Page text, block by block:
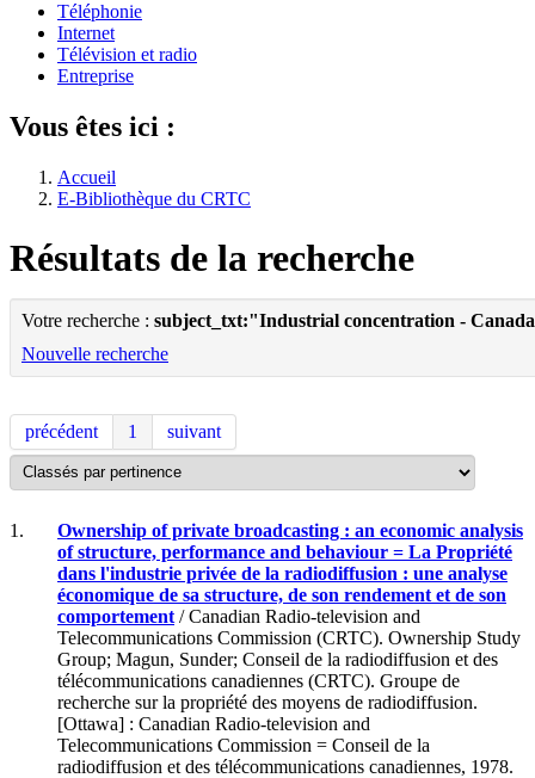
Téléphonie
Internet
Télévision et radio
Entreprise
Vous êtes ici :
Accueil
E-Bibliothèque du CRTC
Résultats de la recherche
Votre recherche : subject_txt:"Industrial concentration -
Nouvelle recherche
précédent 1 suivant
1.
Ownership of private broadcasting : an economic analysis
of structure, performance and behaviour = La Propriété
dans l'industrie privée de la radiodiffusion : une analyse
économique de sa structure, de son rendement et de son
comportement / Canadian Radio-television and
Telecommunications Commission (CRTC). Ownership Study
Group; Magun, Sunder; Conseil de la radiodiffusion et des
télécommunications canadiennes (CRTC). Groupe de
recherche sur la propriété des moyens de radiodiffusion.
[Ottawa] : Canadian Radio-television and
Telecommunications Commission = Conseil de la
radiodiffusion et des télécommunications canadiennes, 1978.